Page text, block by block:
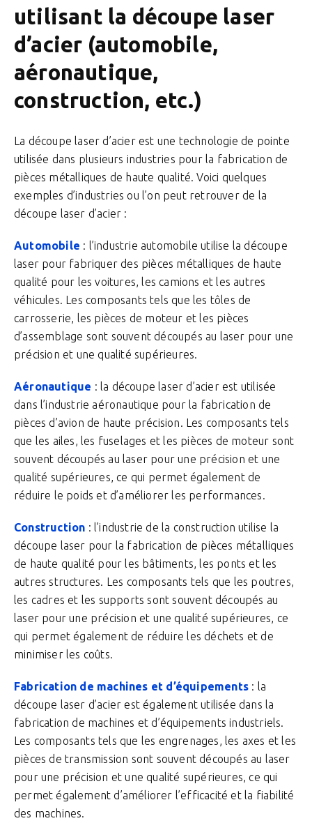
utilisant la découpe laser
d’acier (automobile,
aéronautique,
construction, etc.)
La découpe laser d’acier est une technologie de pointe
utilisée dans plusieurs industries pour la fabrication de
pièces métalliques de haute qualité. Voici quelques
exemples d’industries ou l’on peut retrouver de la
découpe laser d’acier :
Automobile : l’industrie automobile utilise la découpe
laser pour fabriquer des pièces métalliques de haute
qualité pour les voitures, les camions et les autres
véhicules. Les composants tels que les tôles de
carrosserie, les pièces de moteur et les pièces
d’assemblage sont souvent découpés au laser pour une
précision et une qualité supérieures.
Aéronautique : la découpe laser d’acier est utilisée
dans l’industrie aéronautique pour la fabrication de
pièces d’avion de haute précision. Les composants tels
que les ailes, les fuselages et les pièces de moteur sont
souvent découpés au laser pour une précision et une
qualité supérieures, ce qui permet également de
réduire le poids et d’améliorer les performances.
Construction : l’industrie de la construction utilise la
découpe laser pour la fabrication de pièces métalliques
de haute qualité pour les bâtiments, les ponts et les
autres structures. Les composants tels que les poutres,
les cadres et les supports sont souvent découpés au
laser pour une précision et une qualité supérieures, ce
qui permet également de réduire les déchets et de
minimiser les coûts.
Fabrication de machines et d’équipements : la
découpe laser d’acier est également utilisée dans la
fabrication de machines et d’équipements industriels.
Les composants tels que les engrenages, les axes et les
pièces de transmission sont souvent découpés au laser
pour une précision et une qualité supérieures, ce qui
permet également d’améliorer l’efficacité et la fiabilité
des machines.